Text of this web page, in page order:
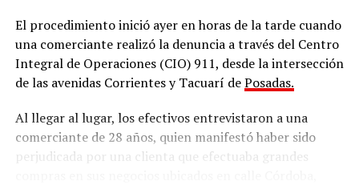
de cercanía con la niña. Primero declaróHilda Margot
Da Silveira, quien residía en una de las viviendas
contiguas a la casa donde Ramírez vivía junto a su
pareja, su hija Belén y su hija más pequeña Micaela.
Da Silveira contó que su hija solía jugar con la pequeña
Micaela y gracias a esa relación supo que en esa vivienda
contigua también residía una niña con discapacidad.
El procedimiento inició ayer en horas de la tarde cuando
una comerciante realizó la denuncia a través del Centro
Integral de Operaciones (CIO) 911, desde la intersección
de las avenidas Corrientes y Tacuarí dePosadas.
Al llegar al lugar, los efectivos entrevistaron a una
comerciante de 28 años, quien manifestó haber sido
perjudicada por una clienta que efectuaba grandes